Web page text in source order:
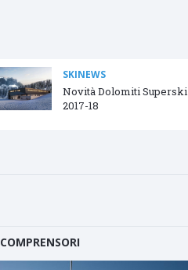
SKINEWS
Novità Dolomiti Superski
2017-18
COMPRENSORI